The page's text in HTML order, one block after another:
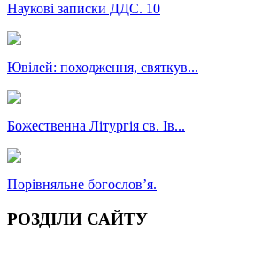
Наукові записки ДДС. 10
Ювілей: походження, святкув...
Божественна Літургія св. Ів...
Порівняльне богословʼя.
РОЗДІЛИ САЙТУ